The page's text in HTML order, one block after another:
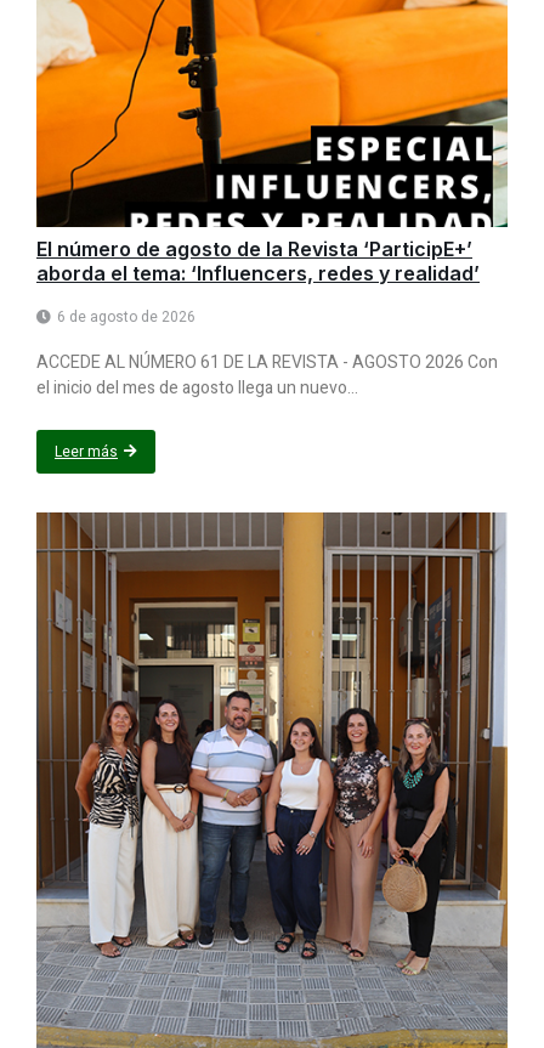
El número de agosto de la Revista ‘ParticipE+’
aborda el tema: ‘Influencers, redes y realidad’
6 de agosto de 2026
ACCEDE AL NÚMERO 61 DE LA REVISTA - AGOSTO 2026 Con
el inicio del mes de agosto llega un nuevo...
Leer más